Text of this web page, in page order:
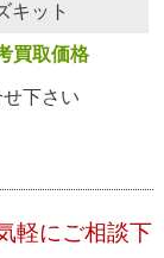
キット
買取価格
下さい
軽にご相談下